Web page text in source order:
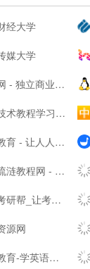
经大学
媒大学
商业视角 新锐教育观察
程学习基地 - 吾爱漏洞
让人人享有优质教育
QQ技术网 - 技术资源网 - 分享技术教程QQ资源网
单不孤单！_考研网（kaoyan.com）
源网
语，和你在一起-北木网